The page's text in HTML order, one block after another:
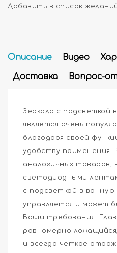
Добавить в список
Описание Видео
Доставка Вопрос-
Зеркало с подсветкой
является очень
благодаря своей
удобству применения.
аналогичных товаров,
светодиодными
с подсветкой в ванную
управляется и может
Ваши требования.
равномерно
и всегда четкое